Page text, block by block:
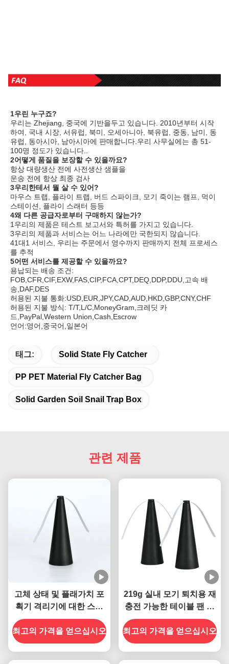
1우린 누구죠?
우리는 Zhejiang, 중국에 기반을두고 있습니다. 2010년부터 시작
하여, 국내 시장, 서유럽, 북미, 오세아니아, 북유럽, 중동, 남미, 동
유럽, 동아시아, 남아시아에 판매합니다.우리 사무실에는 총 51-
100명 정도가 있습니다..
2어떻게 품질을 보장할 수 있을까요?
항상 대량생산 전에 사전생산 샘플을
운송 전에 항상 최종 검사
3우리한테서 뭘 살 수 있어?
마우스 트랩, 플라이 트랩, 버드 스파이크, 모기 죽이는 램프, 먹이
스테이션, 플라이 스래터 등등
4왜 다른 공급자로부터 구매하지 않는가?
1우리의 제품은 테스트 보고서와 특허를 가지고 있습니다.
3우리의 제품과 서비스는 어느 나라에만 국한되지 않습니다.
41대1 서비스, 우리는 주문에서 영수까지 판매까지 전체 프로세스
를 추적
5어떤 서비스를 제공할 수 있을까요?
용납되는 배송 조건:
FOB,CFR,CIF,EXW,FAS,CIP,FCA,CPT,DEQ,DDP,DDU,고속 배
송,DAF,DES
허용된 지불 통화:USD,EUR,JPY,CAD,AUD,HKD,GBP,CNY,CHF
허용된 지불 방식: T/T,L/C,MoneyGram,크레딧 카
드,PayPal,Western Union,Cash,Escrow
언어:영어,중국어,일본어
태그: Solid State Fly Catcher
PP PET Material Fly Catcher Bag
Solid Garden Soil Snail Trap Box
관련 제품
고체 상태 및 플래가치 포
획기 격리기에 대한 스마
트 전자 재충전 팬
최고의 가격을 얻으십시오
219g 실내 모기 퇴치용 재
충전 가능한 테이블 팬 플
라이 캐처 휴대용 디자인
최고의 가격을 얻으십시오